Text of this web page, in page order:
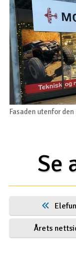
Fasaden utenfor
Se
Årets